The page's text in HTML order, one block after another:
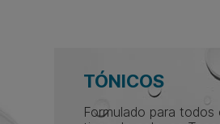
TÓNICOS
Formulado para todos